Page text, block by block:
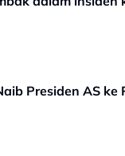
Presiden AS